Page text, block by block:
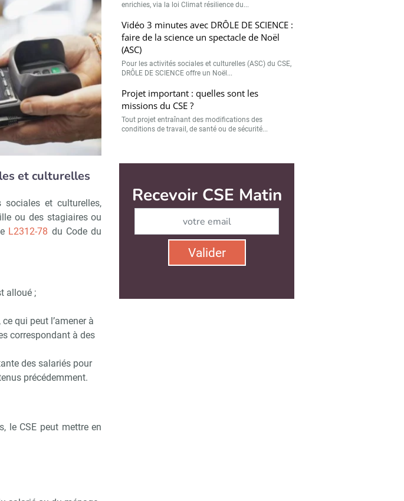
et culturelles
et culturelles,
ou des stagiaires ou
L2312-78 du Code du
alloué ;
qui peut l’amener à
correspondant à des
des salariés pour
précédemment.
le CSE peut mettre en
enrichies, via la loi Climat résilience du...
Vidéo 3 minutes avec DRÔLE DE SCIENCE :
faire de la science un spectacle de Noël
(ASC)
Pour les activités sociales et culturelles (ASC) du CSE,
DRÔLE DE SCIENCE offre un Noël...
Projet important : quelles sont les
missions du CSE ?
Tout projet entraînant des modifications des
conditions de travail, de santé ou de sécurité...